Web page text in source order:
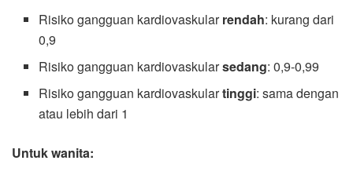
Risiko gangguan kardiovaskularrendah: kurang dari
0,9
Risiko gangguan kardiovaskularsedang: 0,9-0,99
Risiko gangguan kardiovaskulartinggi: sama dengan
atau lebih dari 1
Untuk wanita: